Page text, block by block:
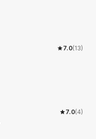
7.0(13)
7.0(4)